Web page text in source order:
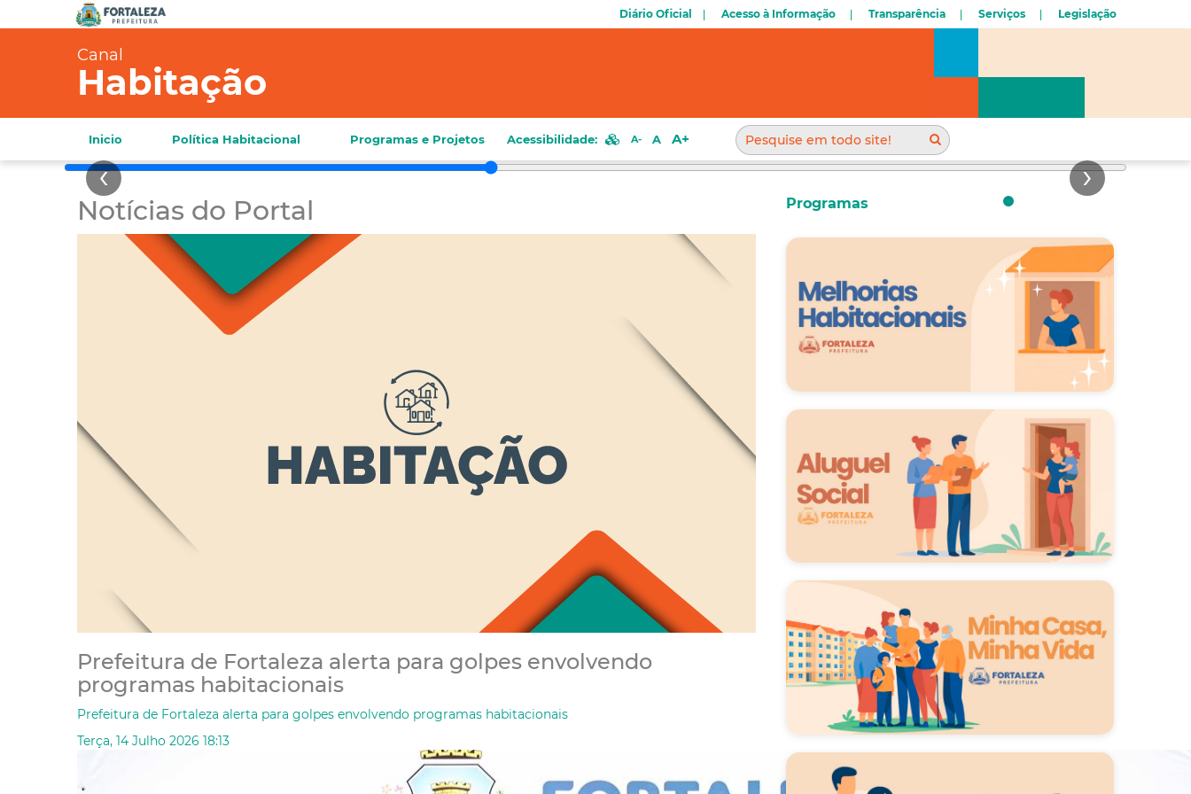
Diário Oficial Acesso à Informação Transparência Serviços Legislação
Canal
Habitação
Inicio Política Habitacional Programas e Projetos Acessibilidade: A- A A+
MÔNICA; FAMÍLIAS SÃO CONVOCADAS PARA REUNIÃO
Notícias do Portal
Prefeitura de Fortaleza alerta para golpes envolvendo
programas habitacionais
Prefeitura de Fortaleza alerta para golpes envolvendo programas habitacionais
Terça, 14 Julho 2026 18:13
Programas